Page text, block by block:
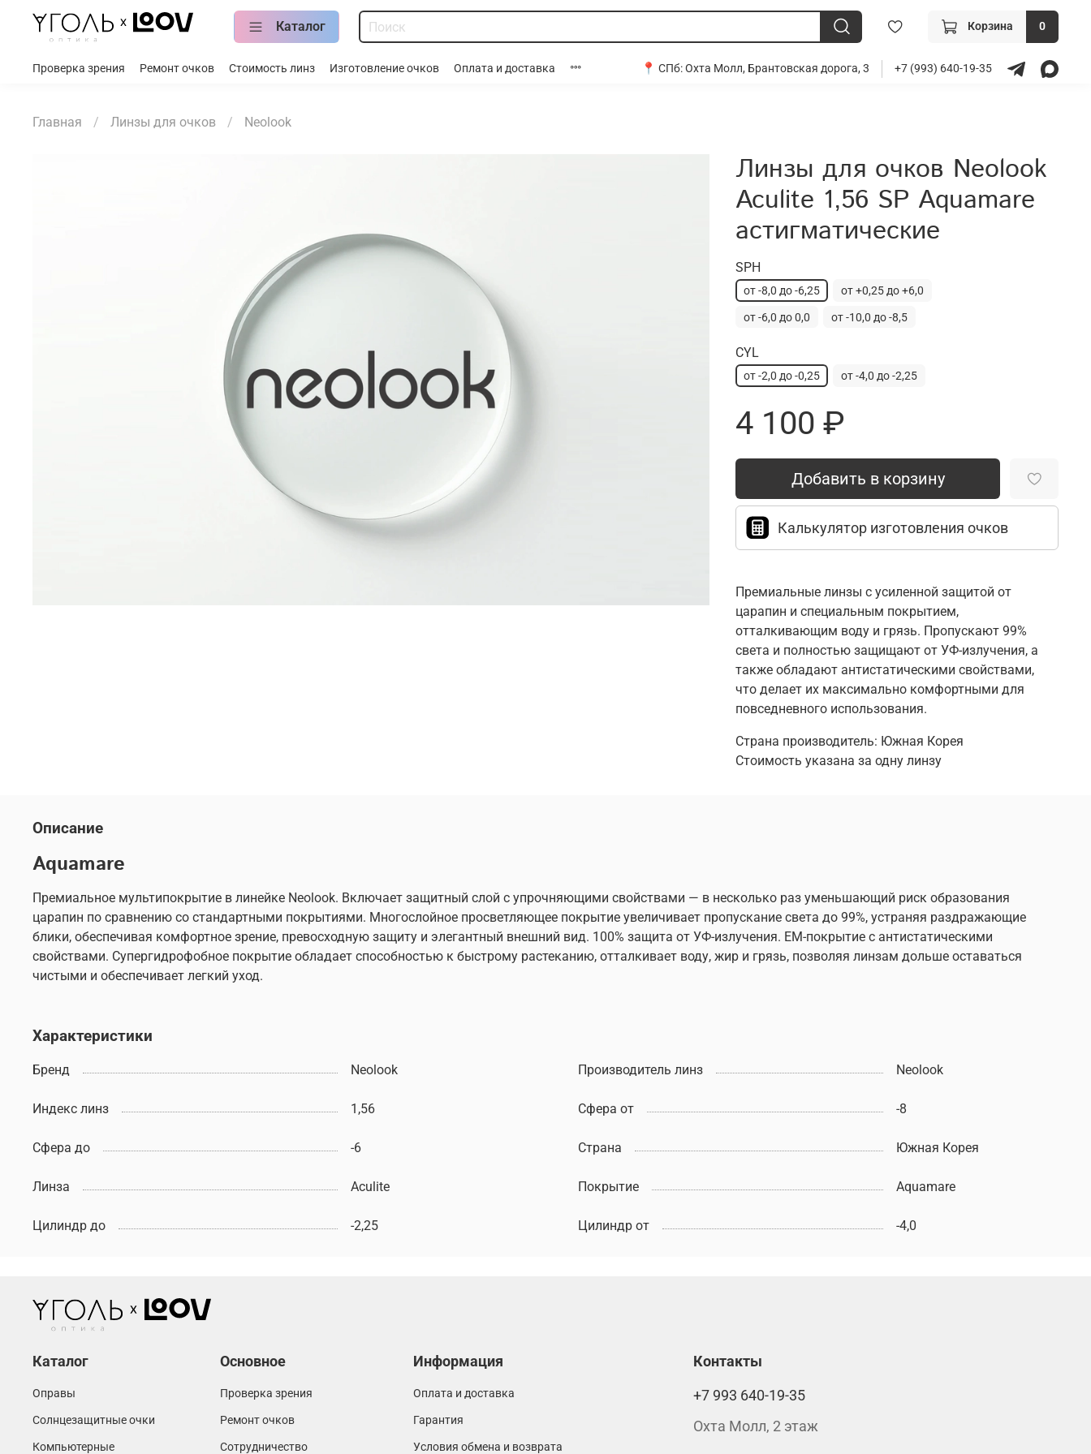
Каталог Корзина 0
Проверка зрения Ремонт очков Стоимость линз Изготовление очков Оплата и доставка 📍 СПб:Охта Молл, Брантовская дорога, 3 +7 (993) 640-19-35
Главная Линзы для очков Neolook
Линзы для очков Neolook
Aculite 1,56 SP Aquamare
астигматические
SPH
от -8,0 до -6,25 от +0,25 до +6,0
от -6,0 до 0,0 от -10,0 до -8,5
CYL
от -2,0 до -0,25 от -4,0 до -2,25
4 100 ₽
Добавить в корзину
Калькулятор изготовления очков
Премиальные линзы с усиленной защитой от
царапин и специальным покрытием,
отталкивающим воду и грязь. Пропускают 99%
света и полностью защищают от УФ-излучения, а
также обладают антистатическими свойствами,
что делает их максимально комфортными для
повседневного использования.
Страна производитель: Южная Корея
Стоимость указана за одну линзу
Описание
Aquamare
Премиальное мультипокрытие в линейке Neolook. Включает защитный слой с упрочняющими свойствами — в несколько раз уменьшающий риск образования
царапин по сравнению со стандартными покрытиями. Многослойное просветляющее покрытие увеличивает пропускание света до 99%, устраняя раздражающие
блики, обеспечивая комфортное зрение, превосходную защиту и элегантный внешний вид. 100% защита от УФ-излучения. ЕМ-покрытие с антистатическими
свойствами. Супергидрофобное покрытие обладает способностью к быстрому растеканию, отталкивает воду, жир и грязь, позволяя линзам дольше оставаться
чистыми и обеспечивает легкий уход.
Характеристики
Бренд Neolook Производитель линз Neolook
Индекс линз 1,56 Сфера от -8
Сфера до -6 Страна Южная Корея
Линза Aculite Покрытие Aquamare
Цилиндр до -2,25 Цилиндр от -4,0
Каталог
Оправы
Солнцезащитные очки
Компьютерные
Основное
Проверка зрения
Ремонт очков
Сотрудничество
Информация
Оплата и доставка
Гарантия
Условия обмена и возврата
Контакты
+7 993 640-19-35
Охта Молл, 2 этаж